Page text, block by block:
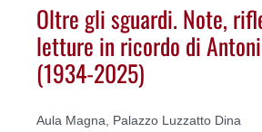
Oltre gli sguardi. Note,
letture in ricordo di
(1934-2025)
Aula Magna, Palazzo Luzzatto Dina